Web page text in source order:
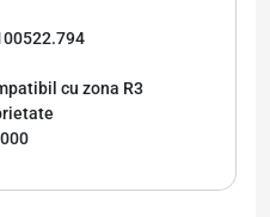
cu zona R3